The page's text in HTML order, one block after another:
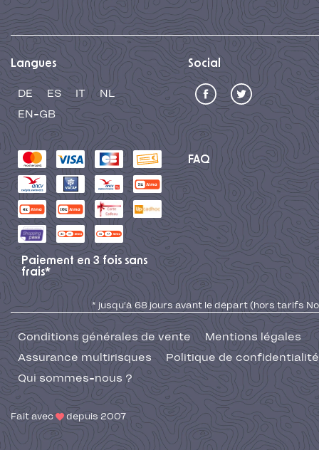
Langues
DE ES IT
NL
EN-GB
Social
FAQ
Paiement en 3 fois sans
frais*
* jusqu'à 68 jours avant le départ (hors tarifs No
Conditions générales de vente
Mentions légales
Assurance multirisques
Politique de confidentialité
Qui sommes-nous ?
Fait avec depuis 2007